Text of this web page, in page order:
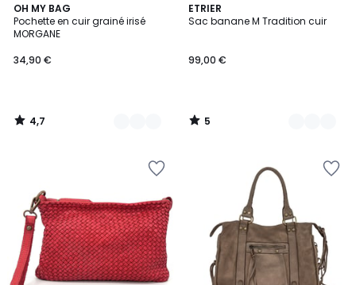
OH MY BAG
Pochette en cuir grainé irisé
MORGANE
34,90 €
4,7
/ 5
15
Couleurs
4,7
/
ETRIER
Sac banane M Tradition cuir
99,00 €
5
/
7
Couleurs
5
/